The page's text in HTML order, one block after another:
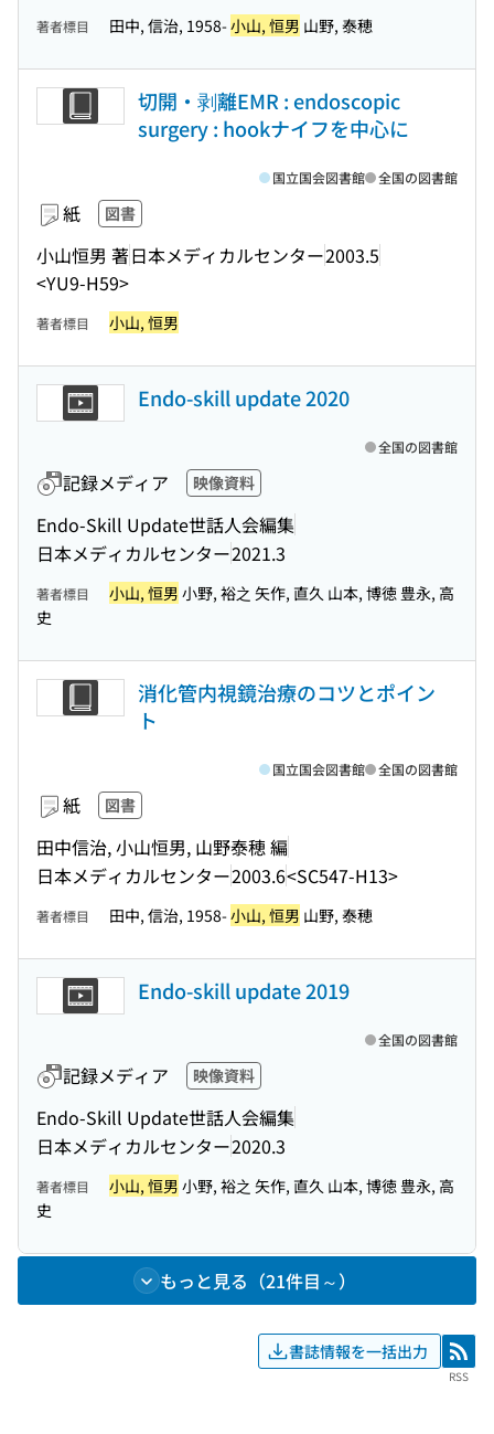
著者標目 田中, 信治, 1958-小山, 恒男 山野, 泰穂
切開・剥離EMR : endoscopic
surgery : hookナイフを中心に
紙 図書
小山恒男 著日本メディカルセンター2003.5
<YU9-H59>
国立国会図書館 全国の図書館
著者標目 小山, 恒男
Endo-skill update 2020
記録メディア 映像資料
Endo-Skill Update世話人会編集
日本メディカルセンター2021.3
全国の図書館
著者標目 小山, 恒男 小野, 裕之 矢作, 直久 山本, 博徳 豊永, 高
史
消化管内視鏡治療のコツとポイン
ト
紙 図書
田中信治, 小山恒男, 山野泰穂 編
日本メディカルセンター2003.6<SC547-H13>
国立国会図書館 全国の図書館
著者標目 田中, 信治, 1958-小山, 恒男 山野, 泰穂
Endo-skill update 2019
記録メディア 映像資料
Endo-Skill Update世話人会編集
日本メディカルセンター2020.3
全国の図書館
著者標目 小山, 恒男 小野, 裕之 矢作, 直久 山本, 博徳 豊永, 高
史
もっと見る（21件目～）
書誌情報を一括出力 RSS
RSS